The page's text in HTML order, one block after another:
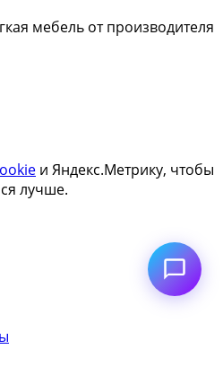
мебель от производителя
и Яндекс.Метрику, чтобы
лучше.